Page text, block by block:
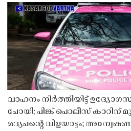
വാഹനം നിർത്തിയിട്ട്
പോയി; പിങ്ക് പൊലീസ് കാറിന്
മദ്യപൻ്റെ വിളയാട്ടം;